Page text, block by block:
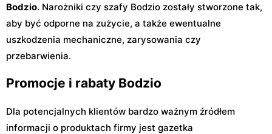
Bodzio. Narożniki czy szafy Bodzio zostały stworzone tak,
aby być odporne na zużycie, a także ewentualne
uszkodzenia mechaniczne, zarysowania czy
przebarwienia.
Promocje i rabaty Bodzio
Dla potencjalnych klientów bardzo ważnym źródłem
informacji o produktach firmy jest gazetka